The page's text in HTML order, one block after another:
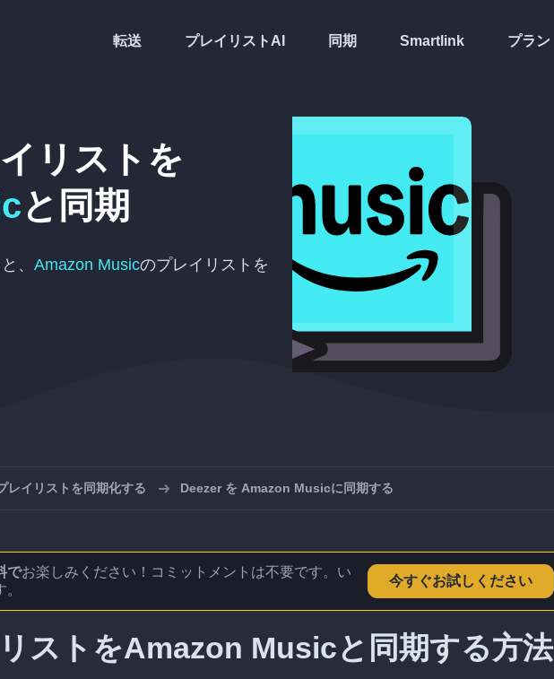
転送 プレイリストAI 同期 Smartlink プラン
リストを
と同期
、 Amazon Musicのプレイリストを
レイリストを同期化する Deezer を Amazon Musicに同期する
でお楽しみください！コミットメントは不要です。い
今すぐお試しください
ストをAmazon Musicと同期する方法